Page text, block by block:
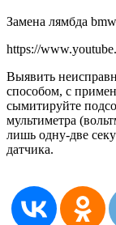
Замена лямбда
https://
Выявить
способом, с
сымитируйте
мультиметра
лишь одну-две
датчика.